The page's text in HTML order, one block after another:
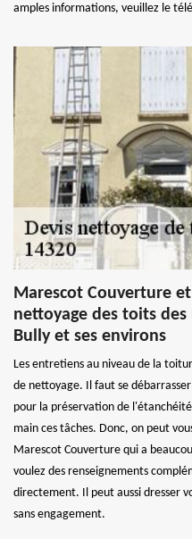
amples informations, veuillez le
Marescot Couverture
nettoyage des toits
Bully et ses environs
Les entretiens au niveau de la
de nettoyage. Il faut se
pour la préservation de
main ces tâches. Donc, on peut
Marescot Couverture qui a
voulez des renseignements
directement. Il peut aussi dresser
sans engagement.